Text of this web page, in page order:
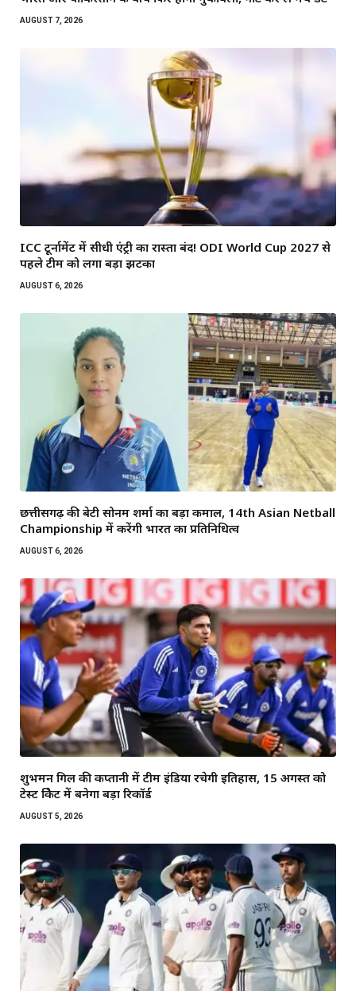
AUGUST 7, 2026
ICC टूर्नामेंट में सीधी एंट्री का रास्ता बंद! ODI World Cup 2027 से
पहले टीम को लगा बड़ा झटका
AUGUST 6, 2026
छत्तीसगढ़ की बेटी सोनम शर्मा का बड़ा कमाल, 14th Asian Netball
Championship में करेंगी भारत का प्रतिनिधित्व
AUGUST 6, 2026
शुभमन गिल की कप्तानी में टीम इंडिया रचेगी इतिहास, 15 अगस्त को
टेस्ट क्रिकेट में बनेगा बड़ा रिकॉर्ड
AUGUST 5, 2026